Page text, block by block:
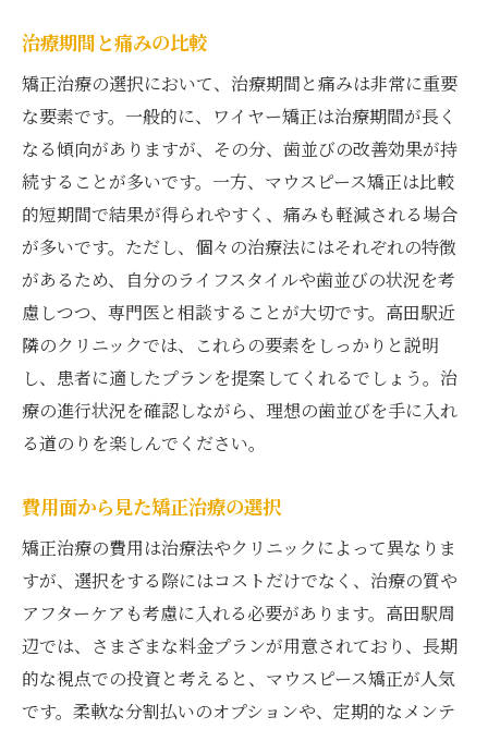
治療期間と痛みの比較
矯正治療の選択において、治療期間と痛みは非常に重要
な要素です。一般的に、ワイヤー矯正は治療期間が長く
なる傾向がありますが、その分、歯並びの改善効果が持
続することが多いです。一方、マウスピース矯正は比較
的短期間で結果が得られやすく、痛みも軽減される場合
が多いです。ただし、個々の治療法にはそれぞれの特徴
があるため、自分のライフスタイルや歯並びの状況を考
慮しつつ、専門医と相談することが大切です。高田駅近
隣のクリニックでは、これらの要素をしっかりと説明
し、患者に適したプランを提案してくれるでしょう。治
療の進行状況を確認しながら、理想の歯並びを手に入れ
る道のりを楽しんでください。
費用面から見た矯正治療の選択
矯正治療の費用は治療法やクリニックによって異なりま
すが、選択をする際にはコストだけでなく、治療の質や
アフターケアも考慮に入れる必要があります。高田駅周
辺では、さまざまな料金プランが用意されており、長期
的な視点での投資と考えると、マウスピース矯正が人気
です。柔軟な分割払いのオプションや、定期的なメンテ